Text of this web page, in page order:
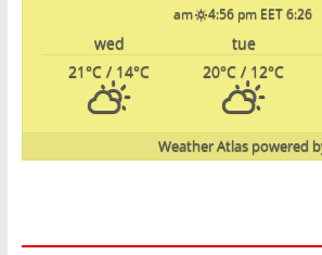
6:26 am
4:56 pm EET
tue
wed
20°C / 12°C
21°C / 14°C
powered
Weather Atlas